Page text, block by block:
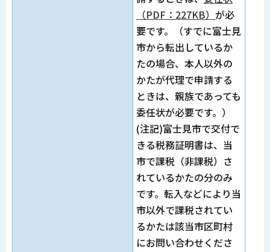
（PDF：227KB） が必
要です。（すでに富士見
市から転出しているか
たの場合、本人以外の
かたが代理で申請する
ときは、親族であっても
委任状が必要です。）
(注記)富士見市で交付で
きる税務証明書は、当
市で課税（非課税）さ
れているかたの分のみ
です。転入などにより当
市以外で課税されてい
るかたは該当市区町村
にお問い合わせくださ